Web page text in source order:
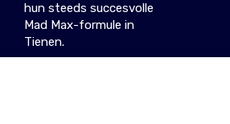
hun steeds succesvolle
Mad Max-formule in
Tienen.
16.06.2026 / DIETER